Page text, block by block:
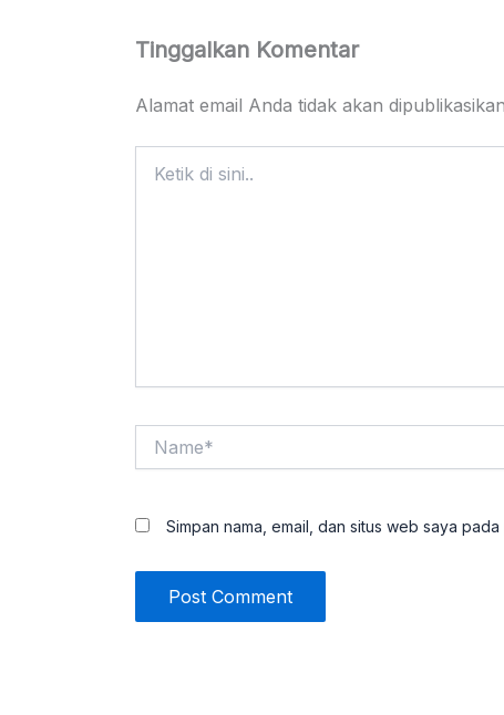
Tinggalkan Komentar
Alamat email Anda tidak akan
Simpan nama, email, dan situs web saya